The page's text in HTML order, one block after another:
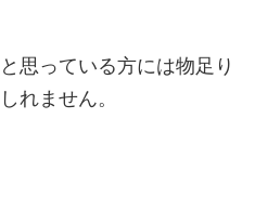
思っている方には物足り
れません。